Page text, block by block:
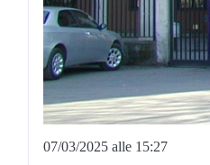
07/03/2025 alle 15:27